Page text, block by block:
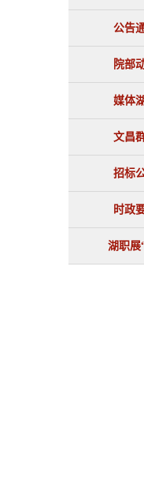
公告
院部
媒体
文昌
招标
时政
湖职展